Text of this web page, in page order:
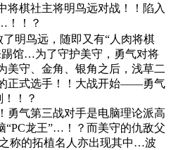
棋社主将明鸟远对战！！陷入
！！？
明鸟远，随即又有“人肉将棋
馆…为了守护美守，勇气对将
美守、金角、银角之后，浅草二
正式选手！！大战开始——勇气
！？
勇气第三战对手是电脑理论派高
“PC龙王”…！？而美守的仇敌父
称的拓植名人亦出现其中…波